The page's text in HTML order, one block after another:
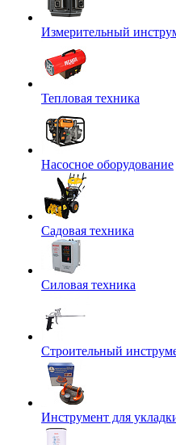
Измерительный
Тепловая техника
Насосное оборудование
Садовая техника
Силовая техника
Строительный
Инструмент для